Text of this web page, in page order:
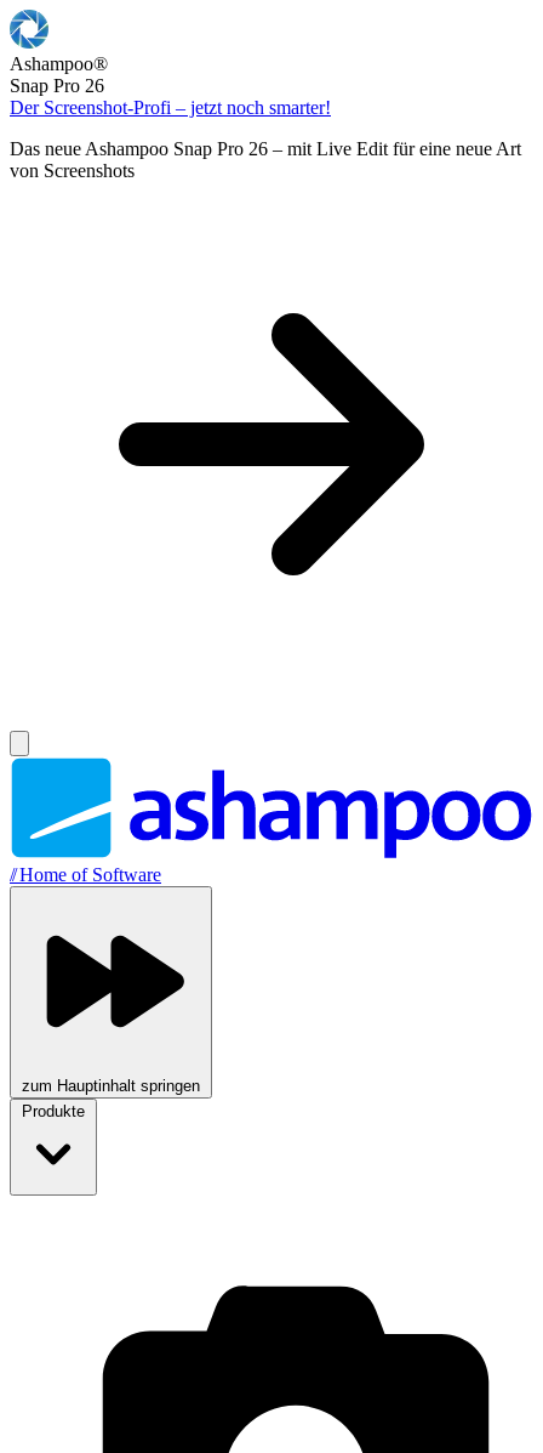
Ashampoo®
Snap Pro 26
Der Screenshot-Profi – jetzt noch smarter!
Das neue Ashampoo Snap Pro 26 – mit Live Edit für eine neue Art
von Screenshots
//Home of Software
zum Hauptinhalt springen
Produkte